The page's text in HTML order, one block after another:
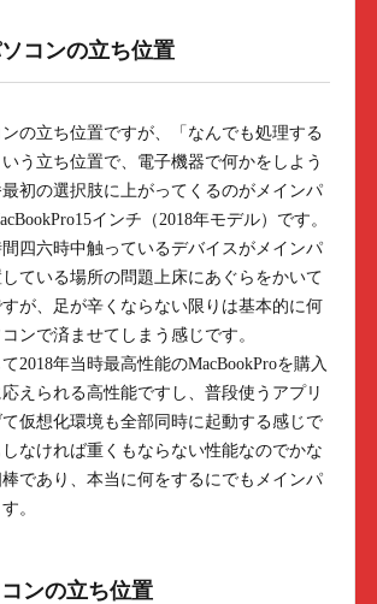
コンの立ち位置
の立ち位置ですが、「なんでも処理する
う立ち位置で、電子機器で何かをしよう
初の選択肢に上がってくるのがメインパ
インチ（2018年モデル）です。
四六時中触っているデバイスがメインパ
ている場所の問題上床にあぐらをかいて
が、足が辛くならない限りは基本的に何
ンで済ませてしまう感じです。
2018年当時最高性能のMacBookProを購入
えられる高性能ですし、普段使うアプリ
仮想化環境も全部同時に起動する感じで
なければ重くもならない性能なのでかな
であり、本当に何をするにでもメインパ
。
ンの立ち位置